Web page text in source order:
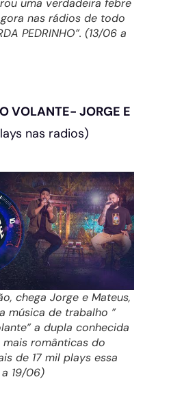
uma verdadeira febre
nas rádios de todo
PEDRINHO”. (13/06 a
VOLANTE- JORGE E
nas radios)
chega Jorge e Mateus,
música de trabalho ”
a dupla conhecida
românticas do
de 17 mil plays essa
19/06)